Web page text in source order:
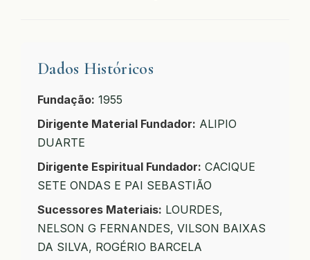
Dados Históricos
Fundação: 1955
Dirigente Material Fundador: ALIPIO
DUARTE
Dirigente Espiritual Fundador: CACIQUE
SETE ONDAS E PAI SEBASTIÃO
Sucessores Materiais: LOURDES,
NELSON G FERNANDES, VILSON BAIXAS
DA SILVA, ROGÉRIO BARCELA